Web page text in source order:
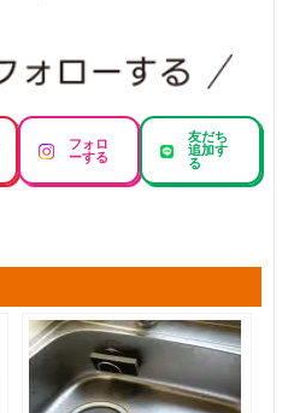
フォロ
ーする
友だち
追加す
る